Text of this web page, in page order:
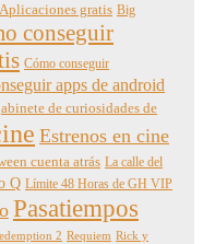
Aplicaciones gratis Big
conseguir
Cómo conseguir
apps de android
de curiosidades de
Estrenos en cine
cuenta atrás La calle del
Q Límite 48 Horas de GH VIP
Pasatiempos
2 Requiem Rick y